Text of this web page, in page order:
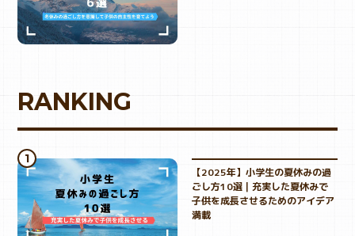
RANKING
【2025年】小学生の夏休みの過
ごし方10選｜充実した夏休みで
子供を成長させるためのアイデア
満載